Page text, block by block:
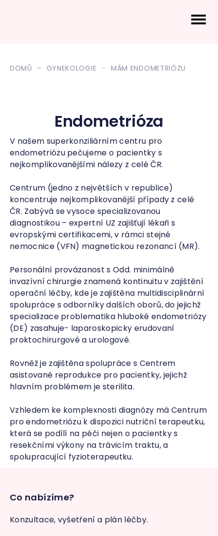
DOMŮ GYNEKOLOGIE MÁM ENDOMETRIÓZU
Endometrióza
V našem superkonziliárním centru pro
endometriózu pečujeme o pacientky s
nejkomplikovanějšími nálezy z celé ČR.
Centrum (jedno z největších v republice)
koncentruje nejkomplikovanější případy z celé
ČR. Zabývá se vysoce specializovanou
diagnostikou – expertní UZ zajišťují lékaři s
evropskými certifikacemi, v rámci stejné
nemocnice (VFN) magnetickou rezonancí (MR).
Personální provázanost s Odd. minimálně
invazívní chirurgie znamená kontinuitu v zajištění
operační léčby, kde je zajištěna multidisciplinární
spolupráce s odborníky dalších oborů, do jejichž
specializace problematika hluboké endometriózy
(DE) zasahuje- laparoskopicky erudovaní
proktochirurgové a urologové.
Rovněž je zajištěna spolupráce s Centrem
asistované reprodukce pro pacientky, jejichž
hlavním problémem je sterilita.
Vzhledem ke komplexnosti diagnózy má Centrum
pro endometriózu k dispozici nutriční terapeutku,
která se podílí na péči nejen o pacientky s
resekčními výkony na trávicím traktu, a
spolupracující fyzioterapeutku.
Co nabízíme?
Konzultace, vyšetření a plán léčby.